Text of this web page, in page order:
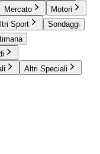
Mercato
Motori
Sport
Sondaggi
Altri Speciali